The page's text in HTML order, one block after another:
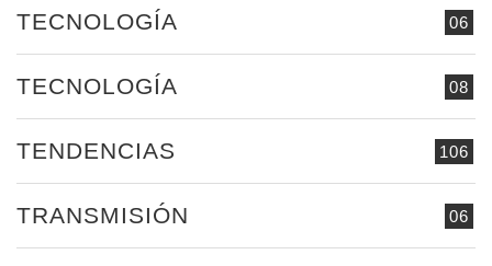
06
TECNOLOGÍA
08
TECNOLOGÍA
106
TENDENCIAS
06
TRANSMISIÓN